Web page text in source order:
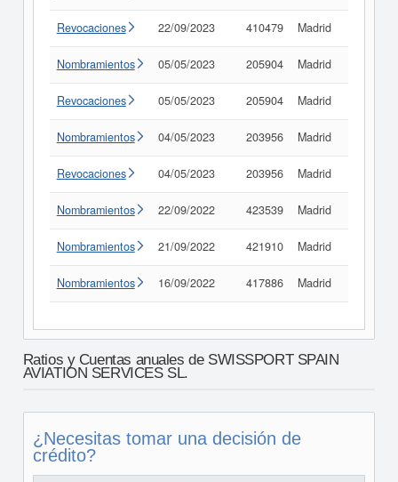
Revocaciones 22/09/2023 410479 Madrid
Nombramientos 05/05/2023 205904 Madrid
Revocaciones 05/05/2023 205904 Madrid
Nombramientos 04/05/2023 203956 Madrid
Revocaciones 04/05/2023 203956 Madrid
Nombramientos 22/09/2022 423539 Madrid
Nombramientos 21/09/2022 421910 Madrid
Nombramientos 16/09/2022 417886 Madrid
Ratios y Cuentas anuales de SWISSPORT SPAIN
AVIATION SERVICES SL.
¿Necesitas tomar una decisión de
crédito?